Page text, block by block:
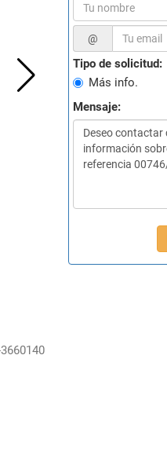
@
Tipo de solicitud:
Más info.
Mensaje: